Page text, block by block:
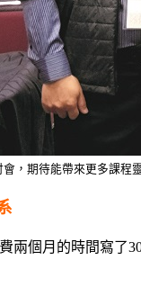
，期待能帶來更多課程
兩個月的時間寫了